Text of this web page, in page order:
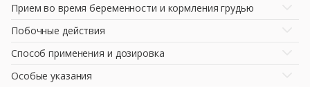
Прием во время беременности и кормления грудью
Побочные действия
Способ применения и дозировка
Особые указания